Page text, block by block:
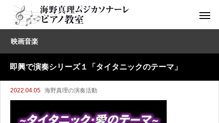
映画音楽
即興で演奏シリーズ１「タイタニックのテーマ」
2022.04.05 海野真理の演奏活動